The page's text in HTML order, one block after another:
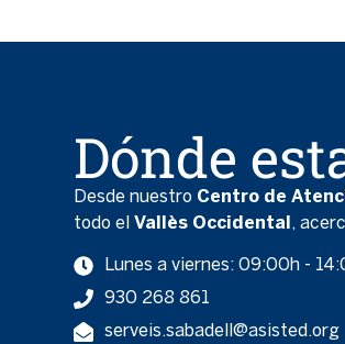
Dónde
Desde nuestro Centro de
todo el Vallès Occidental ,
Lunes a viernes: 09:00h -
930 268 861
serveis.sabadell@asisted.org